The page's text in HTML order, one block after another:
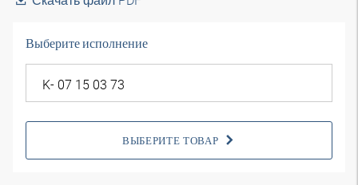
Выберите исполнение
ВЫБЕРИТЕ ТОВАР